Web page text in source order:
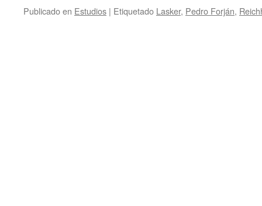
Publicado en Estudios | Etiquetado Lasker, Pedro Forján,